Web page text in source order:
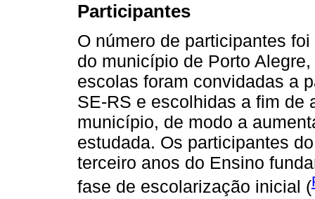
Participantes
O número de participantes
do município de Porto
escolas foram convidadas a
SE-RS e escolhidas a fim de
município, de modo a
estudada. Os participantes
terceiro anos do Ensino
fase de escolarização inicial (